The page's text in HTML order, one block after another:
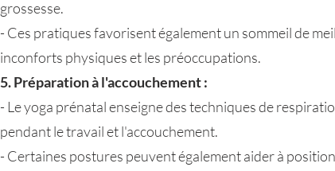
grossesse.
- Ces pratiques favorisent également un sommeil de
inconforts physiques et les préoccupations.
5. Préparation à l'accouchement :
- Le yoga prénatal enseigne des techniques de
pendant le travail et l'accouchement.
- Certaines postures peuvent également aider à